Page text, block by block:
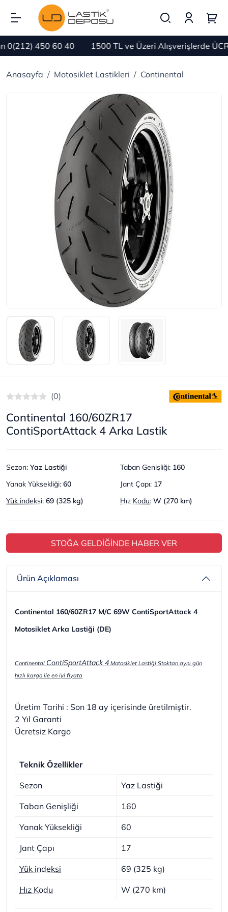
450 60 40 1500 TL ve Üzeri Alışverişlerde
Anasayfa Motosiklet Lastikleri Continental
(0)
Continental 160/60ZR17
ContiSportAttack 4 Arka Lastik
Sezon: Yaz Lastiği Taban Genişliği: 160
Yanak Yüksekliği: 60 Jant Çapı: 17
Yük indeksi: 69 (325 kg) Hız Kodu: W (270 km)
STOĞA GELDİĞİNDE HABER VER
Ürün Açıklaması
Continental 160/60ZR17 M/C 69W ContiSportAttack 4
Motosiklet Arka Lastiği (DE)
Continental ContiSportAttack 4 Motosiklet Lastiği Stoktan aynı gün
hızlı kargo ile en iyi fiyata
Üretim Tarihi : Son 18 ay içerisinde üretilmiştir.
2 Yıl Garanti
Ücretsiz Kargo
Teknik Özellikler
Sezon Yaz Lastiği
Taban Genişliği 160
Yanak Yüksekliği 60
Jant Çapı 17
Yük indeksi 69 (325 kg)
Hız Kodu W (270 km)